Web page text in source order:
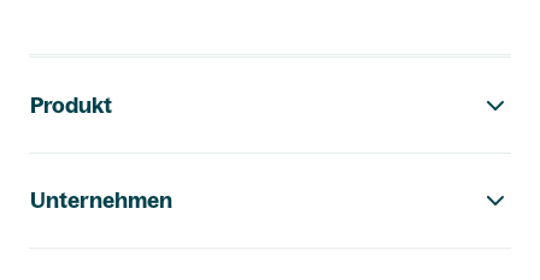
Produkt
Unternehmen